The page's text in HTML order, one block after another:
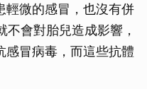
輕微的感冒，也沒有併
會對胎兒造成影響，
感冒病毒，而這些抗體